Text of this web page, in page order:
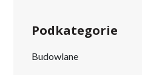
Podkategorie
Budowlane